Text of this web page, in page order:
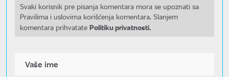
Svaki korisnik pre pisanja komentara mora se upoznati sa
Pravilima i uslovima korišćenja komentara. Slanjem
komentara prihvatate Politiku privatnosti.